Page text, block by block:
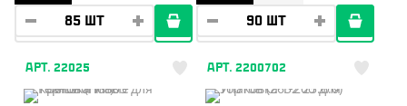
АРТ. 22025 АРТ. 2200702